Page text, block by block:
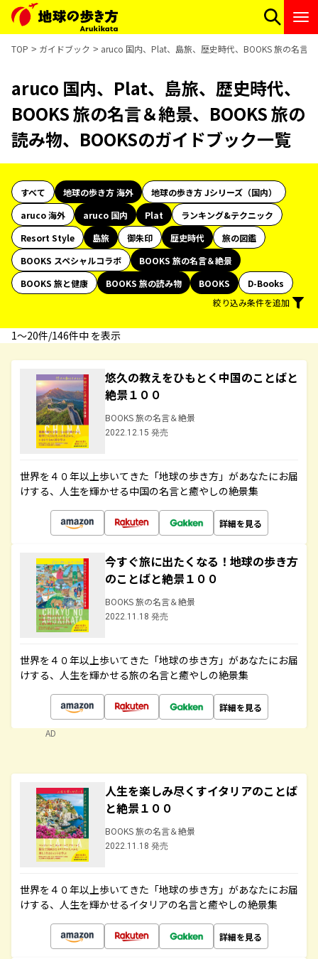
TOP ガイドブック aruco 国内、Plat、島旅、歴史時代、BOOKS 旅の名言
aruco 国内、Plat、島旅、歴史時代、
BOOKS 旅の名言＆絶景、BOOKS 旅の
読み物、BOOKSのガイドブック一覧
すべて 地球の歩き方 海外
地球の歩き方 Jシリーズ（国内）
aruco 海外
aruco 国内 Plat
ランキング&テクニック
Resort Style
島旅 御朱印 歴史時代
旅の図鑑
BOOKS スペシャルコラボ
BOOKS 旅の名言＆絶景
BOOKS 旅と健康
BOOKS 旅の読み物 BOOKS
D-Books
絞り込み条件を追加
1〜20件/146件中 を表示
悠久の教えをひもとく中国のことばと
絶景１００
BOOKS 旅の名言＆絶景
2022.12.15 発売
世界を４０年以上歩いてきた「地球の歩き方」があなたにお届
けする、人生を輝かせる中国の名言と癒やしの絶景集
詳細を見る
今すぐ旅に出たくなる！地球の歩き方
のことばと絶景１００
BOOKS 旅の名言＆絶景
2022.11.18 発売
世界を４０年以上歩いてきた「地球の歩き方」があなたにお届
けする、人生を輝かせる旅の名言と癒やしの絶景集
詳細を見る
AD
人生を楽しみ尽くすイタリアのことば
と絶景１００
BOOKS 旅の名言＆絶景
2022.11.18 発売
世界を４０年以上歩いてきた「地球の歩き方」があなたにお届
けする、人生を輝かせるイタリアの名言と癒やしの絶景集
詳細を見る